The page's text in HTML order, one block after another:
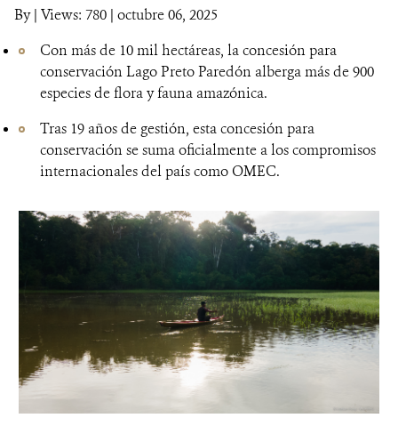
By| Views: 780 | octubre 06, 2025
Con más de 10 mil hectáreas, la concesión para
conservación Lago Preto Paredón alberga más de 900
especies de flora y fauna amazónica.
Tras 19 años de gestión, esta concesión para
conservación se suma oficialmente a los compromisos
internacionales del país como OMEC.